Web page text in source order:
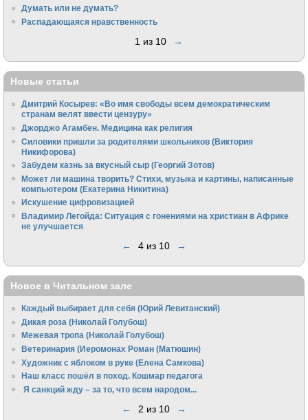
Думать или не думать?
Распадающаяся нравственность
1 из 10 →
Новые статьи
Дмитрий Косырев: «Во имя свободы всем демократическим
странам велят ввести цензуру»
Джорджо Агамбен. Медицина как религия
Силовики пришли за родителями школьников (Виктория
Никифорова)
Забудем казнь за вкусный сыр (Георгий Зотов)
Может ли машина творить? Стихи, музыка и картины, написанные
компьютером (Екатерина Никитина)
Искушение цифровизацией
Владимир Легойда: Ситуация с гонениями на христиан в Африке
не улучшается
← 4 из 10 →
Новое в Читальном зале
Каждый выбирает для себя (Юрий Левитанский)
Дикая роза (Николай Голубош)
Межевая тропа (Николай Голубош)
Ветеринария (Иеромонах Роман (Матюшин)
Художник с яблоком в руке (Елена Самкова)
Наш класс пошёл в поход. Кошмар педагога
Я санкций жду – за то, что всем народом...
← 2 из 10 →